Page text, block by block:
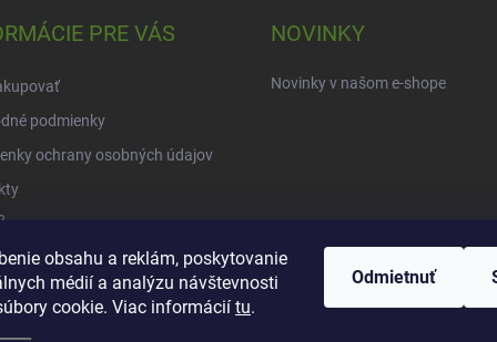
obsahu a reklám, poskytovanie
médií a analýzu návštevnosti
cookie. Viac informácií tu.
Odmietnuť
PRE VÁS
podmienky
ochrany osobných údajov
NOVINKY
Novinky v našom e-shope